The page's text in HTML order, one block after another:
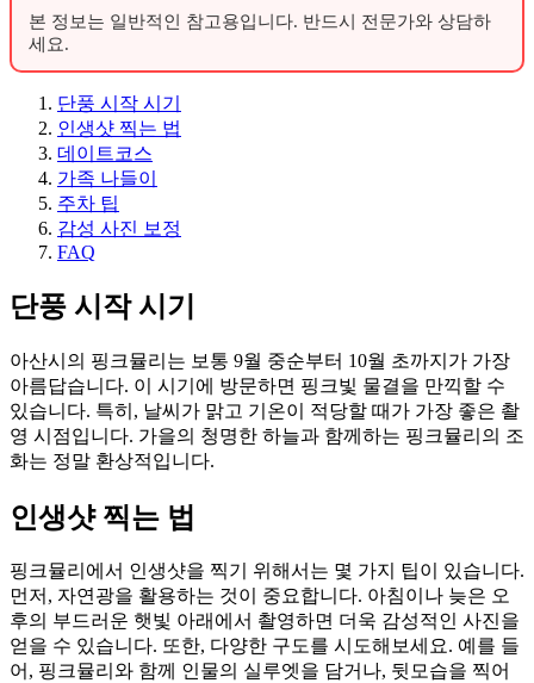
본 정보는 일반적인 참고용입니다. 반드시 전문가와 상담하
세요.
단풍 시작 시기
인생샷 찍는 법
데이트코스
가족 나들이
주차 팁
감성 사진 보정
FAQ
단풍 시작 시기
아산시의 핑크뮬리는 보통 9월 중순부터 10월 초까지가 가장
아름답습니다. 이 시기에 방문하면 핑크빛 물결을 만끽할 수
있습니다. 특히, 날씨가 맑고 기온이 적당할 때가 가장 좋은 촬
영 시점입니다. 가을의 청명한 하늘과 함께하는 핑크뮬리의 조
화는 정말 환상적입니다.
인생샷 찍는 법
핑크뮬리에서 인생샷을 찍기 위해서는 몇 가지 팁이 있습니다.
먼저, 자연광을 활용하는 것이 중요합니다. 아침이나 늦은 오
후의 부드러운 햇빛 아래에서 촬영하면 더욱 감성적인 사진을
얻을 수 있습니다. 또한, 다양한 구도를 시도해보세요. 예를 들
어, 핑크뮬리와 함께 인물의 실루엣을 담거나, 뒷모습을 찍어